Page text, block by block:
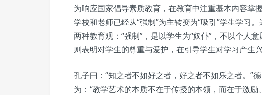
为响应国家倡导素质教育，在教育中注重基本内容掌
学校和老师已经从“强制”为主转变为“吸引”学生学习
两种教育观：“强制”，是以学生为“奴仆”，不以个人
则表明对学生的尊重与爱护，在引导学生对学习产生
孔子曰：“知之者不如好之者，好之者不如乐之者。”
为：“教学艺术的本质不在于传授的本领，而在于激励